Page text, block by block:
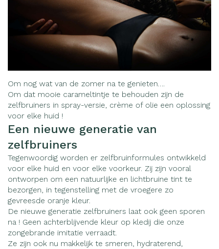
Om nog wat van de zomer na te genieten….
Om dat mooie carameltintje te behouden zijn de
zelfbruiners in spray-versie, crème of olie een oplossing
voor elke huid !
Een nieuwe generatie van
zelfbruiners
Tegenwoordig worden er zelfbruinformules ontwikkeld
voor elke huid en voor elke voorkeur. Zij zijn vooral
ontworpen om een natuurlijke en lichtbruine tint te
bezorgen, in tegenstelling met de vroegere zo
gevreesde oranje kleur.
De nieuwe generatie zelfbruiners laat ook geen sporen
na ! Geen achterblijvende kleur op kledij die onze
zongebrande imitatie verraadt.
Ze zijn ook nu makkelijk te smeren, hydraterend,